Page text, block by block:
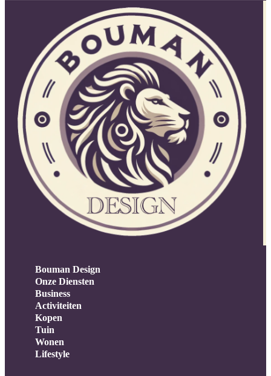
Bouman Design
Onze Diensten
Business
Activiteiten
Kopen
Tuin
Wonen
Lifestyle